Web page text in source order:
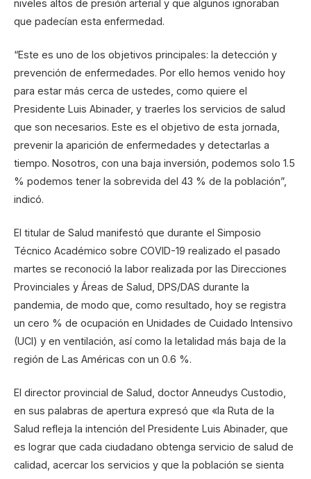
niveles altos de presión arterial y que algunos ignoraban
que padecían esta enfermedad.
“Este es uno de los objetivos principales: la detección y
prevención de enfermedades. Por ello hemos venido hoy
para estar más cerca de ustedes, como quiere el
Presidente Luis Abinader, y traerles los servicios de salud
que son necesarios. Este es el objetivo de esta jornada,
prevenir la aparición de enfermedades y detectarlas a
tiempo. Nosotros, con una baja inversión, podemos solo 1.5
% podemos tener la sobrevida del 43 % de la población”,
indicó.
El titular de Salud manifestó que durante el Simposio
Técnico Académico sobre COVID-19 realizado el pasado
martes se reconoció la labor realizada por las Direcciones
Provinciales y Áreas de Salud, DPS/DAS durante la
pandemia, de modo que, como resultado, hoy se registra
un cero % de ocupación en Unidades de Cuidado Intensivo
(UCI) y en ventilación, así como la letalidad más baja de la
región de Las Américas con un 0.6 %.
El director provincial de Salud, doctor Anneudys Custodio,
en sus palabras de apertura expresó que «la Ruta de la
Salud refleja la intención del Presidente Luis Abinader, que
es lograr que cada ciudadano obtenga servicio de salud de
calidad, acercar los servicios y que la población se sienta